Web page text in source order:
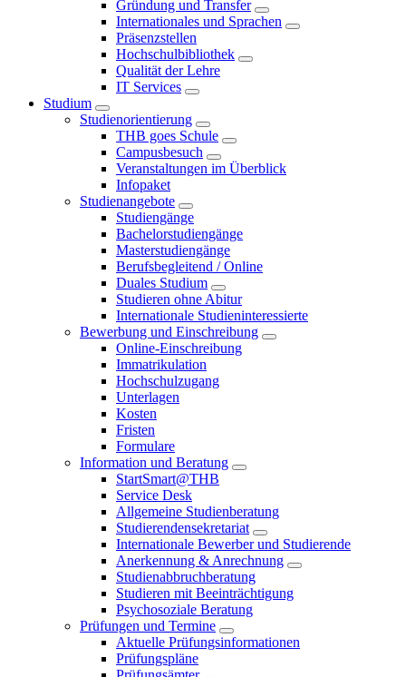
Gründung und Transfer
Internationales und Sprachen
Präsenzstellen
Hochschulbibliothek
Qualität der Lehre
IT Services
Studium
Studienorientierung
THB goes Schule
Campusbesuch
Veranstaltungen im Überblick
Infopaket
Studienangebote
Studiengänge
Bachelorstudiengänge
Masterstudiengänge
Berufsbegleitend / Online
Duales Studium
Studieren ohne Abitur
Internationale Studieninteressierte
Bewerbung und Einschreibung
Online-Einschreibung
Immatrikulation
Hochschulzugang
Unterlagen
Kosten
Fristen
Formulare
Information und Beratung
StartSmart@THB
Service Desk
Allgemeine Studienberatung
Studierendensekretariat
Internationale Bewerber und Studierende
Anerkennung & Anrechnung
Studienabbruchberatung
Studieren mit Beeinträchtigung
Psychosoziale Beratung
Prüfungen und Termine
Aktuelle Prüfungsinformationen
Prüfungspläne